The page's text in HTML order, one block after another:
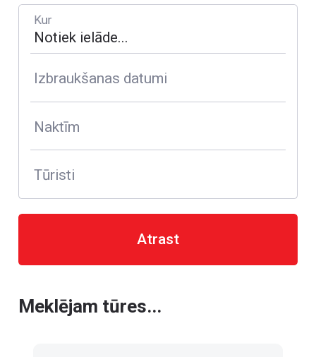
Kur
Izbraukšanas datumi
Naktīm
Tūristi
Atrast
Meklējam tūres...